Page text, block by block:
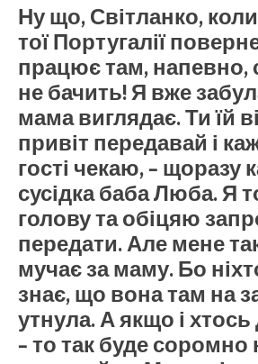
Ну що, Світланко,
тої Португалії
працює там, напевно,
не бачить! Я вже
мама виглядає. Ти їй
привіт передавай і
гості чекаю, – щоразу
сусідка баба Люба. Я
голову та обіцяю
передати. Але мене
мучає за маму. Бо
знає, що вона там на
утнула. А якщо і хтось
– то так буде соромно